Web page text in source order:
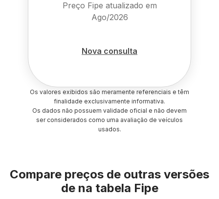
Preço Fipe atualizado em
Ago/2026
Nova consulta
Os valores exibidos são meramente referenciais e têm
finalidade exclusivamente informativa.
Os dados não possuem validade oficial e não devem
ser considerados como uma avaliação de veículos
usados.
Compare preços de outras versões
de na tabela Fipe